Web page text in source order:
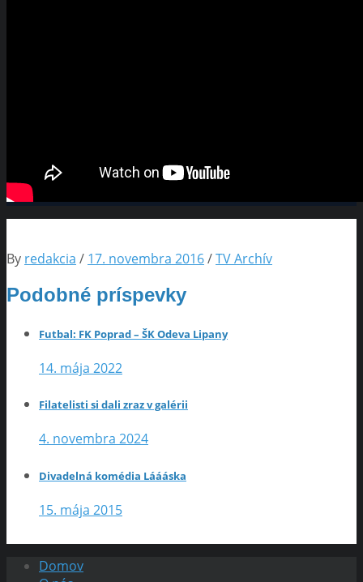
By redakcia / 17. novembra 2016/TV Archív
Podobné príspevky
Futbal: FK Poprad – ŠK Odeva Lipany
14. mája 2022
Filatelisti si dali zraz v galérii
4. novembra 2024
Divadelná komédia Láááska
15. mája 2015
Domov